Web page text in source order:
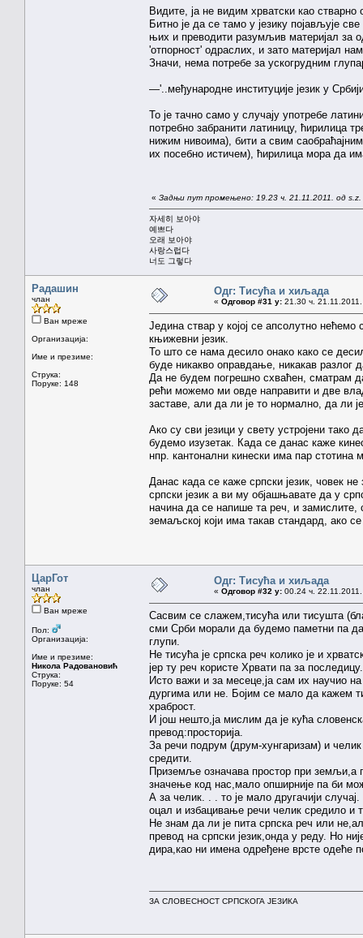
Видите, ја не видим хрватски као
Битно је да се тамо у језику појављује
њих и преводити разумљив материјал за
'отпорност' одраслих, и зато материјал
Значи, нема потребе за ускогрудним
—'..међународне институције језик у
То је тачно само у случају употребе
потребно забранити латиницу, ћирилица
нижим нивоима), бити а свим
их посебно истичем), ћирилица мора да
« Задњи пут промењено: 19.23 ч. 21.11.2011. од s.z.
자세히 보아야
예쁘다
오래 보아야
사랑스럽다
너도 그렇다
Радашин
члан
Ван мреже
Организација:
Име и презиме:
Струка:
Поруке: 148
Одг: Тисућа и хиљада
« Одговор #31 у: 21.30 ч.
Једина ствар у којој се апсолутно нећемо
књижевни језик.
То што се нама десило онако како се
буде никакво оправдање, никакав разлог
Да не будем погрешно схваћен, сматрам
рећи можемо ми овде направити и две
заставе, али да ли је то нормално, да ли
Ако су сви језици у свету устројени тако
будемо изузетак. Када се данас каже
нпр. кантонални кинески има пар стотина
Данас када се каже српски језик, човек
српски језик а ви му објашњавате да у
начина да се напише та реч, и замислите,
земаљској који има такав стандард, ако
ЦарГот
члан
Ван мреже
Пол:
Организација:
Име и презиме:
Никола Радовановић
Струка:
Поруке: 54
Одг: Тисућа и хиљада
« Одговор #32 у: 00.24 ч.
Сасвим се слажем,тисућа или тисушта
сми Срби морали да будемо паметни па
глупи.
Не тисућа је српска реч колико је и
јер ту реч користе Хрвати па за
Исто важи и за месеце,ја сам их научио
дургима или не. Бојим се мало да кажем
храброст.
И још нешто,ја мислим да је кућа
превод:просторија.
За речи подрум (друм-хунгаризам) и челик
средити.
Приземље означава простор при
значење код нас,мало опширније па би
А за челик. . . то је мало другачији
оцал и избацивање речи челик средило и
Не знам да ли је пита српска реч или
превод на српски језик,онда у реду. Но
дира,као ни имена одређене врсте одеће
ЗА СЛОВЕСНОСТ СРПСКОГА ЈЕЗИКА